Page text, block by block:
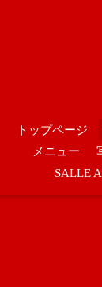
トップページ
メニュー
SALLE